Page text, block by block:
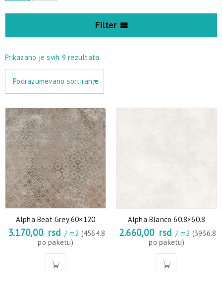
Filter
Prikazano je svih 9 rezultata
Podrazumevano sortiranje
Alpha Beat Grey 60×120
3.170,00 rsd / m2 (4564.8
po paketu)
Alpha Blanco 60.8×60.8
2.660,00 rsd / m2 (3936.8
po paketu)